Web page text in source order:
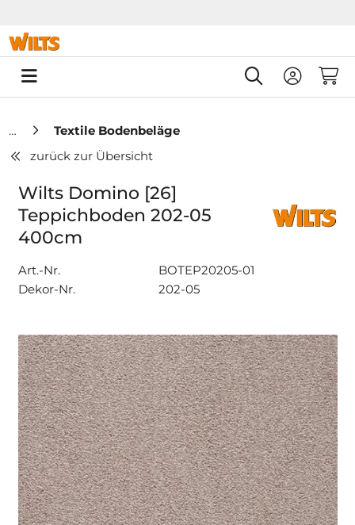
0
Textile Bodenbeläge
zurück zur Übersicht
Wilts Domino [26]
Teppichboden 202-05
400cm
Art.-Nr.
BOTEP20205-01
Dekor-Nr.
202-05